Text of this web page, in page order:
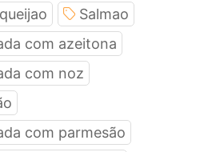
Salmao
com azeitona
com noz
com parmesão